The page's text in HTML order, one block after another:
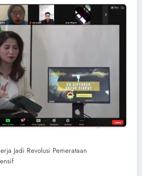
Jadi Revolusi Pemerataan